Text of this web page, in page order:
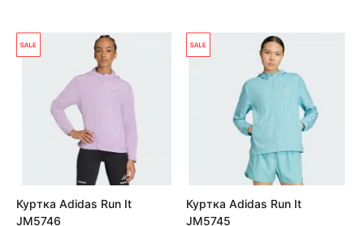
Куртка Adidas Run It
JM5746
Куртка Adidas Run It
JM5745